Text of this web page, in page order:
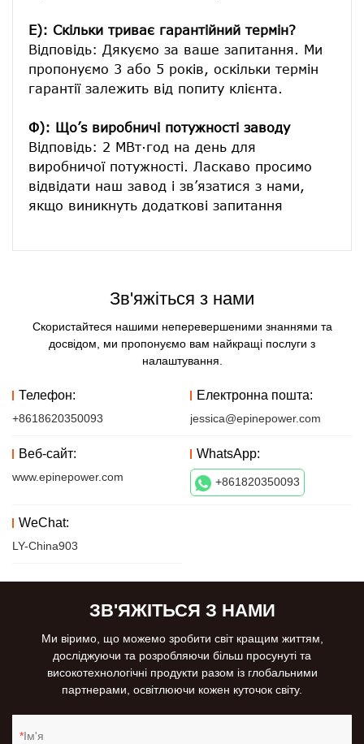
E): Скільки триває гарантійний термін?
Відповідь: Дякуємо за ваше запитання. Ми
пропонуємо 3 або 5 років, оскільки термін
гарантії залежить від попиту клієнта.
Ф): Що’s виробничі потужності заводу
Відповідь: 2 МВт·год на день для
виробничої потужності. Ласкаво просимо
відвідати наш завод і зв’язатися з нами,
Зв'яжіться з нами
Скористайтеся нашими неперевершеними знаннями та
досвідом, ми пропонуємо вам найкращі послуги з
налаштування.
Телефон:
+8618620350093
Електронна пошта:
jessica@epinepower.com
Веб-сайт:
www.epinepower.com
WhatsApp:
+861820350093
WeChat:
LY-China903
ЗВ'ЯЖІТЬСЯ З НАМИ
Ми віримо, що можемо зробити світ кращим життям,
досліджуючи та розробляючи більш просунуті та
високотехнологічні продукти разом із глобальними
партнерами, освітлюючи кожен куточок світу.
Ім'я